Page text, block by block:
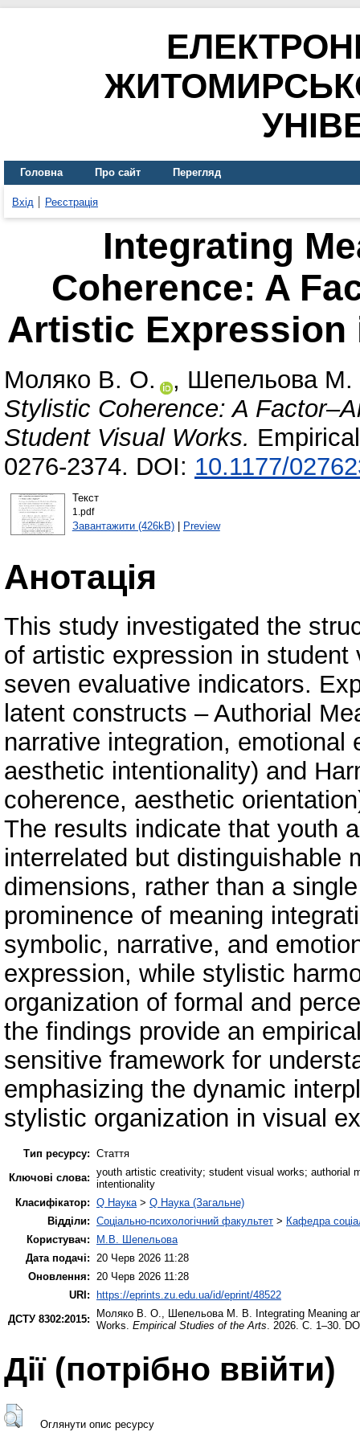
Головна Про сайт Перегляд
Вхід Реєстрація
Integrating
Coherence: A
Artistic Expression
Моляко В. О. , Шепельова М.
Stylistic Coherence: A
Student Visual Works.
0276-2374. DOI: 10.1177/
Текст
1.pdf
Завантажити (426kB)| Preview
Анотація
This study investigated the
of artistic expression in
seven evaluative indicators.
latent constructs – Authorial
narrative integration,
aesthetic intentionality) and
coherence, aesthetic
The results indicate that youth
interrelated but distinguishable
dimensions, rather than a
prominence of meaning
symbolic, narrative, and
expression, while stylistic
organization of formal and
the findings provide an
sensitive framework for
emphasizing the dynamic
stylistic organization in visual
Тип ресурсу: Стаття
Ключові слова: youth artistic creativity; student visual works; authorial
intentionality
Класифікатор: Q Наука > Q Наука (Загальне)
Відділи: Соціально-психологічний факультет > Кафедра
Користувач:
М.В. Шепельова
Дата подачі:
20 Черв 2026 11:28
Оновлення:
20 Черв 2026 11:28
URI: https://eprints.zu.edu.ua/id/eprint/48522
ДСТУ 8302:2015:
Моляко В. О. Шепельова М. В.
Integrating Meaning
Works. Empirical Studies of the Arts . 2026. С. 1–30.
Дії ​​(потрібно ввійти)
Оглянути опис ресурсу